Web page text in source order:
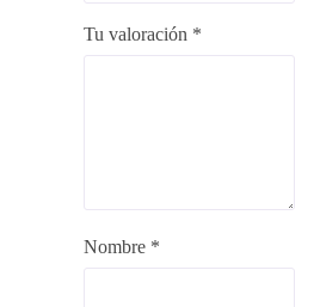
Tu valoración *
Nombre *